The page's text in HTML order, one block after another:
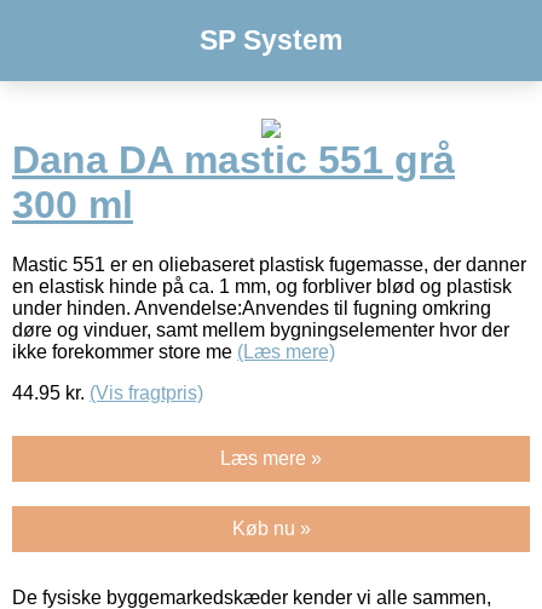
SP System
Dana DA mastic 551 grå
300 ml
Mastic 551 er en oliebaseret plastisk fugemasse, der danner
en elastisk hinde på ca. 1 mm, og forbliver blød og plastisk
under hinden. Anvendelse:Anvendes til fugning omkring
døre og vinduer, samt mellem bygningselementer hvor der
ikke forekommer store me (Læs mere)
44.95 kr. (Vis fragtpris)
Læs mere »
Køb nu »
De fysiske byggemarkedskæder kender vi alle sammen,